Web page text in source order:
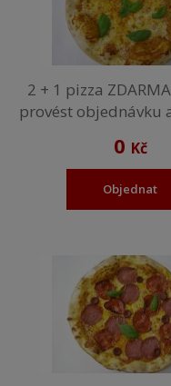
2 + 1 pizza
provést objednávku
0 Kč
Objednat